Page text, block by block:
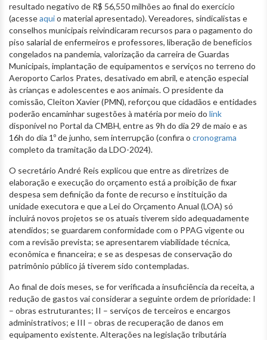
resultado negativo de R$ 56,550 milhões ao final do exercício
(acesseaquio material apresentado). Vereadores, sindicalistas e
conselhos municipais reivindicaram recursos para o pagamento do
piso salarial de enfermeiros e professores, liberação de benefícios
congelados na pandemia, valorização da carreira de Guardas
Municipais, implantação de equipamentos e serviços no terreno do
Aeroporto Carlos Prates, desativado em abril, e atenção especial
às crianças e adolescentes e aos animais. O presidente da
comissão, Cleiton Xavier (PMN), reforçou que cidadãos e entidades
poderão encaminhar sugestões à matéria por meio do link
disponível no Portal da CMBH, entre as 9h do dia 29 de maio e as
16h do dia 1º de junho, sem interrupção (confira o cronograma
completo da tramitação da LDO-2024).
O secretário André Reis explicou que entre as diretrizes de
elaboração e execução do orçamento está a proibição de fixar
despesa sem definição da fonte de recurso e instituição da
unidade executora e que a Lei do Orçamento Anual (LOA) só
incluirá novos projetos se os atuais tiverem sido adequadamente
atendidos; se guardarem conformidade com o PPAG vigente ou
com a revisão prevista; se apresentarem viabilidade técnica,
econômica e financeira; e se as despesas de conservação do
patrimônio público já tiverem sido contempladas.
Ao final de dois meses, se for verificada a insuficiência da receita, a
redução de gastos vai considerar a seguinte ordem de prioridade: I
– obras estruturantes; II – serviços de terceiros e encargos
administrativos; e III – obras de recuperação de danos em
equipamento existente. Alterações na legislação tributária